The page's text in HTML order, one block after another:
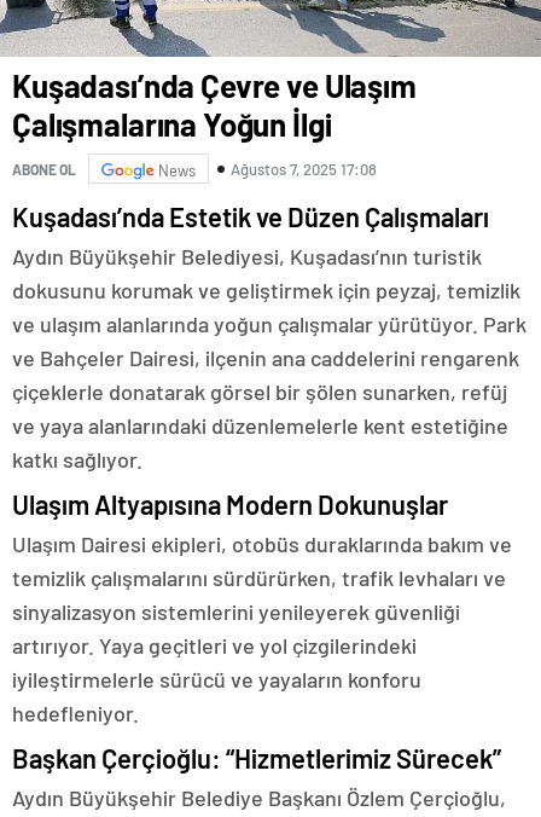
Kuşadası’nda Çevre ve Ulaşım
Çalışmalarına Yoğun İlgi
ABONE OL News Ağustos 7, 2025 17:08
Kuşadası’nda Estetik ve Düzen Çalışmaları
Aydın Büyükşehir Belediyesi, Kuşadası’nın turistik
dokusunu korumak ve geliştirmek için peyzaj, temizlik
ve ulaşım alanlarında yoğun çalışmalar yürütüyor. Park
ve Bahçeler Dairesi, ilçenin ana caddelerini rengarenk
çiçeklerle donatarak görsel bir şölen sunarken, refüj
ve yaya alanlarındaki düzenlemelerle kent estetiğine
katkı sağlıyor.
Ulaşım Altyapısına Modern Dokunuşlar
Ulaşım Dairesi ekipleri, otobüs duraklarında bakım ve
temizlik çalışmalarını sürdürürken, trafik levhaları ve
sinyalizasyon sistemlerini yenileyerek güvenliği
artırıyor. Yaya geçitleri ve yol çizgilerindeki
iyileştirmelerle sürücü ve yayaların konforu
hedefleniyor.
Başkan Çerçioğlu: “Hizmetlerimiz Sürecek”
Aydın Büyükşehir Belediye Başkanı Özlem Çerçioğlu,